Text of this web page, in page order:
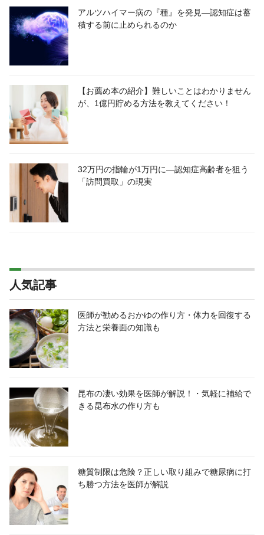
アルツハイマー病の『種』を発見―認知症は蓄
積する前に止められるのか
【お薦め本の紹介】難しいことはわかりません
が、1億円貯める方法を教えてください！
32万円の指輪が1万円に―認知症高齢者を狙う
「訪問買取」の現実
人気記事
医師が勧めるおかゆの作り方・体力を回復する
方法と栄養面の知識も
昆布の凄い効果を医師が解説！・気軽に補給で
きる昆布水の作り方も
糖質制限は危険？正しい取り組みで糖尿病に打
ち勝つ方法を医師が解説